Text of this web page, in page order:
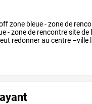
zone bleue-zonede
-zonede rencontresitede
redonnerau centre –ville